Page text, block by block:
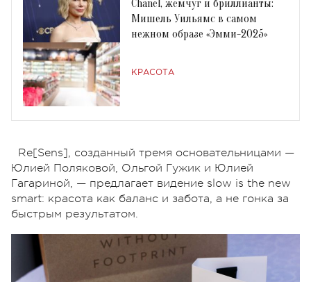
Chanel, жемчуг и бриллианты:
Мишель Уильямс в самом
нежном образе «Эмми-2025»
КРАСОТА
Re[Sens], созданный тремя основательницами —
Юлией Поляковой, Ольгой Гужик и Юлией
Гагариной, — предлагает видение slow is the new
smart: красота как баланс и забота, а не гонка за
быстрым результатом.